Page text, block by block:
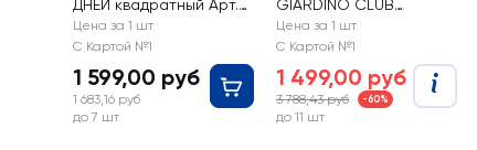
ДНЕЙ квадратный Арт.
130-0019
Цена за 1 шт
С Картой №1
1 599,00 руб
1 683,16 руб
до 7 шт
GIARDINO CLUB
d=55см, сталь, Арт.
203001-04
Цена за 1 шт
С Картой №1
1 499,00 руб
3 788,43 руб -60%
до 11 шт